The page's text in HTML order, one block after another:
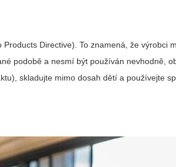
Directive). To znamená, že výrobci
podobě a nesmí být používán nevhodně,
skladujte mimo dosah dětí a používejte